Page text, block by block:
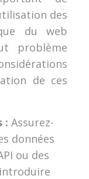
des
du web
problème
de ces
:Assurez-
données
ou des